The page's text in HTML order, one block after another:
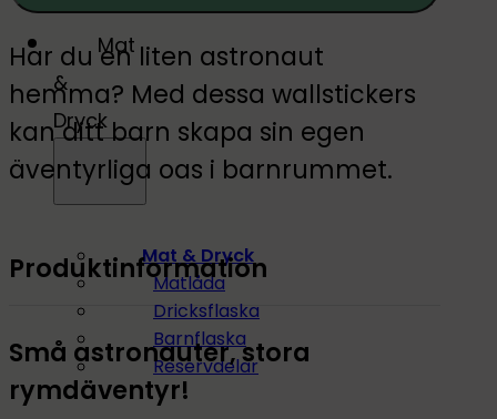
Mat
&
Dryck
Mat & Dryck
Matlåda
Dricksflaska
Barnflaska
Reservdelar
Har du en liten astronaut
hemma? Med dessa wallstickers
kan ditt barn skapa sin egen
äventyrliga oas i barnrummet.
Produktinformation
Små astronauter, stora
rymdäventyr!